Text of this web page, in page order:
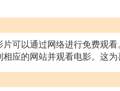
可以通过网络进行免费观
应的网站并观看电影。这